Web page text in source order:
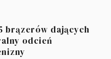
brązerów dających
odcień